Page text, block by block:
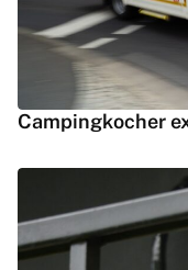
Campingkocher